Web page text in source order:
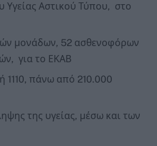
Υγείας Αστικού Τύπου, στο
μονάδων, 52 ασθενοφόρων
για το ΕΚΑΒ
1110, πάνω από 210.000
της υγείας, μέσω και των